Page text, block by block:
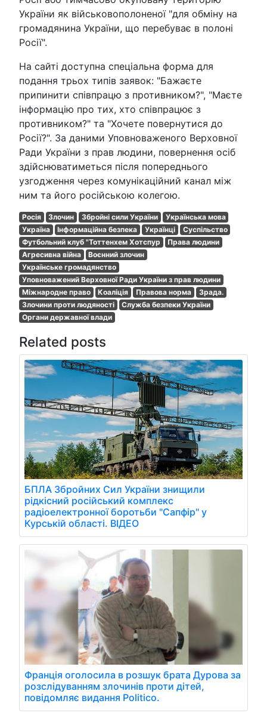
України як військовополоненої "для обміну на
громадянина України, що перебуває в полоні
Росії".
На сайті доступна спеціальна форма для
подання трьох типів заявок: "Бажаєте
припинити співпрацю з противником?", "Маєте
інформацію про тих, хто співпрацює з
противником?" та "Хочете повернутися до
Росії?". За даними Уповноваженого Верховної
Ради України з прав людини, повернення осіб
здійснюватиметься після попереднього
узгодження через комунікаційний канал між
ним та його російською колегою.
Росія Злочин Збройні сили України
Українська мова
Україна
Інформаційна безпека Українці
Суспільство
Футбольний клуб "Тоттенхем Хотспур
Права людини
Агресивна війна
Воєнний злочин
Українське громадянство
Уповноважений Верховної Ради України з прав людини
Міжнародне право
Коаліція Правова норма
Зрада.
Злочини проти людяності
Служба безпеки України
Органи державної влади
Related posts
БПЛА Збройних Сил України знищили
рідкісний російський комплекс
радіоелектронної боротьби "Сапфір" у
Курській області. ВІДЕО
Франція оголосила в розшук брата Дурова за
розслідуванням злочинів проти дітей,
повідомляє видання Politico.